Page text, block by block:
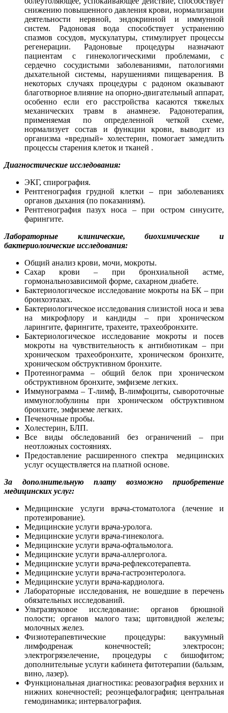
снижению повышенного давления крови, нормализации
деятельности нервной, эндокринной и иммунной
систем. Радоновая вода способствует устранению
спазмов сосудов, мускулатуры, стимулирует процессы
регенерации. Радоновые процедуры назначают
пациентам с гинекологическими проблемами, с
сердечно сосудистыми заболеваниями, патологиями
дыхательной системы, нарушениями пищеварения. В
некоторых случаях процедуры с радоном оказывают
благотворное влияние на опорно-двигательный аппарат,
особенно если его расстройства касаются тяжелых
механических травм в анамнезе. Радонотерапия,
применяемая по определенной четкой схеме,
нормализует состав и функции крови, выводит из
организма «вредный» холестерин, помогает замедлить
процессы старения клеток и тканей .
Диагностические исследования:
ЭКГ, спирография.
Рентгенография грудной клетки – при заболеваниях
органов дыхания (по показаниям).
Рентгенография пазух носа – при остром синусите,
фарингите.
Лабораторные клинические, биохимические и
бактериолоические исследования:
Общий анализ крови, мочи, мокроты.
Сахар крови – при бронхиальной астме,
гормональнозависимой форме, сахарном диабете.
Бактериологическое исследование мокроты на БК – при
бронхоэтазах.
Бактериологическое исследования слизистой носа и зева
на микрофлору и кандиды – при хроническом
ларингите, фарингите, трахеите, трахеобронхите.
Бактериологическое исследование мокроты и посев
мокроты на чувствительность к антибиотикам – при
хроническом трахеобронхите, хроническом бронхите,
хроническом обструктивном бронхите.
Протеинограмма – общий белок при хроническом
обструктивном бронхите, эмфиземе легких.
Иммунограмма – Т-лимф, В-лимфоциты, сывороточные
иммуноглобулины при хроническом обструктивном
бронхите, эмфиземе легких.
Печеночные пробы.
Холестерин, БЛП.
Все виды обследований без ограничений – при
неотложных состояниях.
Предоставление расширенного спектра медицинских
услуг осуществляется на платной основе.
За дополнительную плату возможно приобретение
медицинских услуг:
Медицинские услуги врача-стоматолога (лечение и
протезирование).
Медицинские услуги врача-уролога.
Медицинские услуги врача-гинеколога.
Медицинские услуги врача-офтальмолога.
Медицинские услуги врача-аллерголога.
Медицинские услуги врача-рефлексотерапевта.
Медицинские услуги врача-гастроэнтеролога.
Медицинские услуги врача-кардиолога.
Лабораторные исследования, не вошедшие в перечень
обязательных исследований.
Ультразвуковое исследование: органов брюшной
полости; органов малого таза; щитовидной железы;
молочных желез.
Физиотерапевтические процедуры: вакуумный
лимфодренаж конечностей; электросон;
электрогрязелечение, процедуры с бишофитом;
дополнительные услуги кабинета фитотерапии (бальзам,
вино, лазер).
Функциональная диагностика: реовазография верхних и
нижних конечностей; реоэнцефалография; центральная
гемодинамика; интервалография.